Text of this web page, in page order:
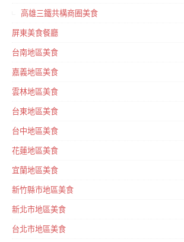
高雄三鐵共構商圈美食
屏東美食餐廳
台南地區美食
嘉義地區美食
雲林地區美食
台東地區美食
台中地區美食
花蓮地區美食
宜蘭地區美食
新竹縣市地區美食
新北市地區美食
台北市地區美食